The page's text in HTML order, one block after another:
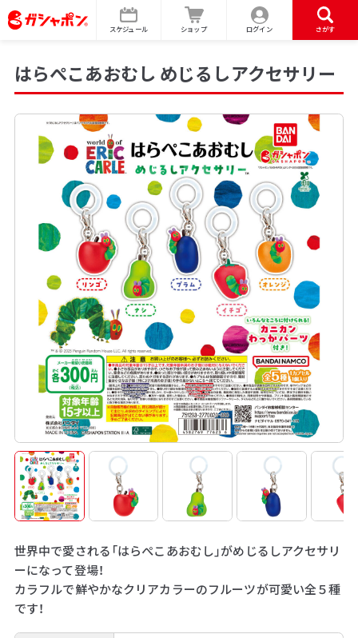
スケジュール ショップ ログイン さがす
はらぺこあおむし めじるしアクセサリー
世界中で愛される「はらぺこあおむし」がめじるしアクセサリ
ーになって登場！
カラフルで鮮やかなクリアカラーのフルーツが可愛い全５種
です！